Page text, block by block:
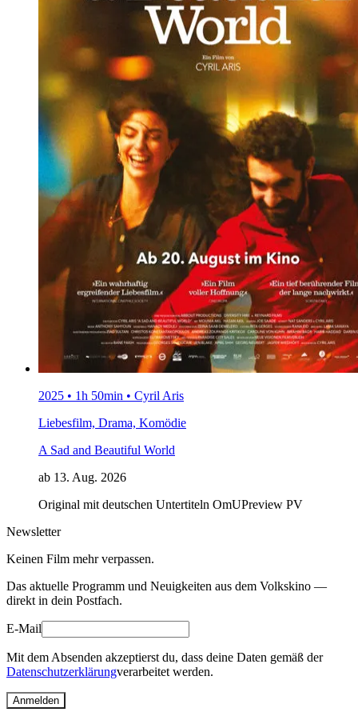
2025 • 1h 50min • Cyril Aris
Liebesfilm, Drama, Komödie
A Sad and Beautiful World
ab 13. Aug. 2026
Original mit deutschen Untertiteln OmUPreview PV
Newsletter
Keinen Film mehr verpassen.
Das aktuelle Programm und Neuigkeiten aus dem Volkskino —
direkt in dein Postfach.
E-Mail
Mit dem Absenden akzeptierst du, dass deine Daten gemäß der
Datenschutzerklärungverarbeitet werden.
Anmelden